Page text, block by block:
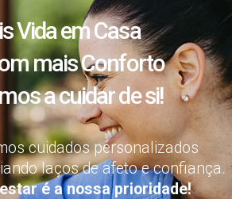
Vida em Casa
mais Conforto
a cuidar de si!
cuidados personalizados
laços de afeto e confiança.
é a nossa prioridade!